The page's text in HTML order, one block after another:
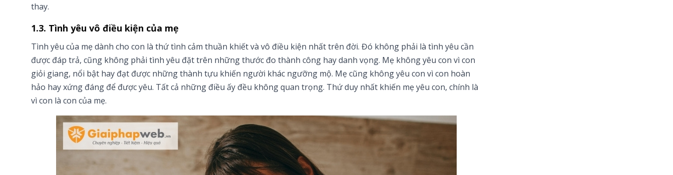
thay.
1.3. Tình yêu vô điều kiện của mẹ
Tình yêu của mẹ dành cho con là thứ tình cảm thuần khiết và vô điều kiện nhất trên đời. Đó không phải là tình yêu cần
được đáp trả, cũng không phải tình yêu đặt trên những thước đo thành công hay danh vọng. Mẹ không yêu con vì con
giỏi giang, nổi bật hay đạt được những thành tựu khiến người khác ngưỡng mộ. Mẹ cũng không yêu con vì con hoàn
hảo hay xứng đáng để được yêu. Tất cả những điều ấy đều không quan trọng. Thứ duy nhất khiến mẹ yêu con, chính là
vì con là con của mẹ.